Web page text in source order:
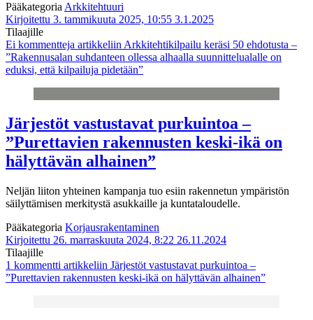
Pääkategoria Arkkitehtuuri
Kirjoitettu 3. tammikuuta 2025, 10:55 3.1.2025
Tilaajille
Ei kommentteja artikkeliin Arkkitehtikilpailu keräsi 50 ehdotusta –
”Rakennusalan suhdanteen ollessa alhaalla suunnittelualalle on
eduksi, että kilpailuja pidetään”
Järjestöt vastustavat purkuintoa –
”Purettavien rakennusten keski-ikä on
hälyttävän alhainen”
Neljän liiton yhteinen kampanja tuo esiin rakennetun ympäristön
säilyttämisen merkitystä asukkaille ja kuntataloudelle.
Pääkategoria Korjausrakentaminen
Kirjoitettu 26. marraskuuta 2024, 8:22 26.11.2024
Tilaajille
1 kommentti artikkeliin Järjestöt vastustavat purkuintoa –
”Purettavien rakennusten keski-ikä on hälyttävän alhainen”